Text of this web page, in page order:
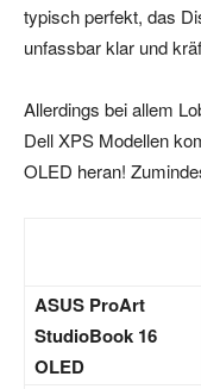
typisch perfekt, das
unfassbar klar und
Allerdings bei allem
Dell XPS Modellen
OLED heran!
ASUS ProArt
StudioBook 16
OLED